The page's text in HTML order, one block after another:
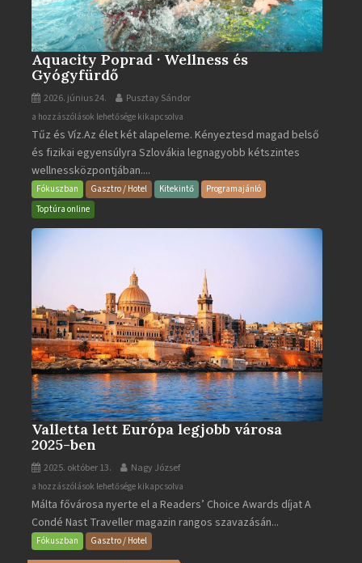
Aquacity Poprad · Wellness és
Gyógyfürdő
2026. június 24. Pusztay Sándor
Aquacity
Poprad
·
Wellness
és
Gyógyfürdő
a hozzászólások lehetősége kikapcsolva
Tűz és Víz.Az élet két alapeleme. Kényeztesd magad belső
és fizikai egyensúlyra Szlovákia legnagyobb kétszintes
wellnessközpontjában....
Fókuszban Gasztro / Hotel Kitekintő
Programajánló
Toptúra online
Valletta lett Európa legjobb városa
2025-ben
2025. október 13. Nagy József
Valletta
lett
Európa
legjobb
a hozzászólások lehetősége kikapcsolva
Málta fővárosa nyerte el a Readers’ Choice Awards díjat A
Condé Nast Traveller magazin rangos szavazásán...
Fókuszban Gasztro / Hotel